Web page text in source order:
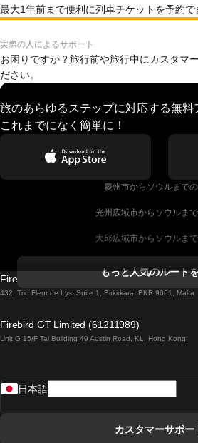
最大1年前まで便利に列車チケットを予約で
実際の人によるサポート
お困りですか？旅行前や旅行中にカスタマ
ださい。
旅のあらゆるステップに対応する無
これまでになく簡単に！
慶州市からソウルまで
光州広域市からソウルま
大邱広域市からソウルま
ダブリンからゴールウェイま
ローマからナポリまでの
もっと人気のルート
Firebird GT Limited (OC 1451)
432, Triq Fleur de Lys, Suite 1, Birkirkara, BKR 9061, Malta
Firebird GT Limited (61211989)
Unit G 15/F Tal Building 49 Austin Road, KL, Hong Kong
日本語
カスタマーサポー